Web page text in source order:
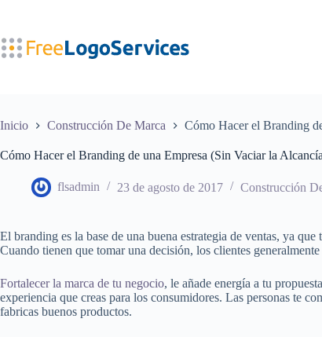
Inicio Construcción De Marca Cómo Hacer el Branding
Cómo Hacer el Branding de una Empresa (Sin Vaciar la
flsadmin 23 de agosto de 2017 Construcción
El branding es la base de una buena estrategia de ventas, ya
Cuando tienen que tomar una decisión, los clientes
Fortalecer la marca de tu negocio, le añade energía a tu
experiencia que creas para los consumidores. Las personas te
fabricas buenos productos.